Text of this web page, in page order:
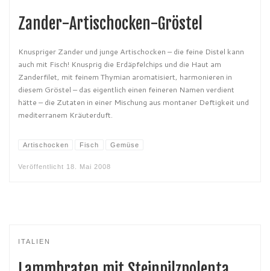
Zander-Artischocken-Gröstel
Knuspriger Zander und junge Artischocken – die feine Distel kann
auch mit Fisch! Knusprig die Erdäpfelchips und die Haut am
Zanderfilet, mit feinem Thymian aromatisiert, harmonieren in
diesem Gröstel – das eigentlich einen feineren Namen verdient
hätte – die Zutaten in einer Mischung aus montaner Deftigkeit und
mediterranem Kräuterduft.
Artischocken Fisch Gemüse
Veröffentlicht 18. Mai 2008
ITALIEN